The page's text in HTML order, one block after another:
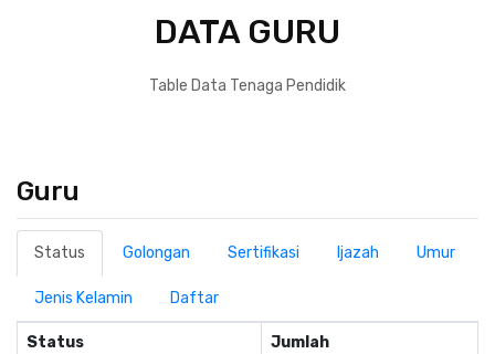
DATA GURU
Table Data Tenaga Pendidik
Guru
Status Golongan Sertifikasi Ijazah Umur
Jenis Kelamin Daftar
Status Jumlah